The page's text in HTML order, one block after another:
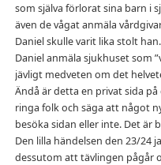
som själva förlorat sina barn i
även de vågat anmäla
Daniel skulle varit lika stolt
Daniel anmäla sjukhuset som
jävligt medveten om det
Ändå är detta en privat sida
ringa folk och säga att något
besöka sidan eller inte. Det är
Den lilla händelsen den 23/24
dessutom att tävlingen pågår